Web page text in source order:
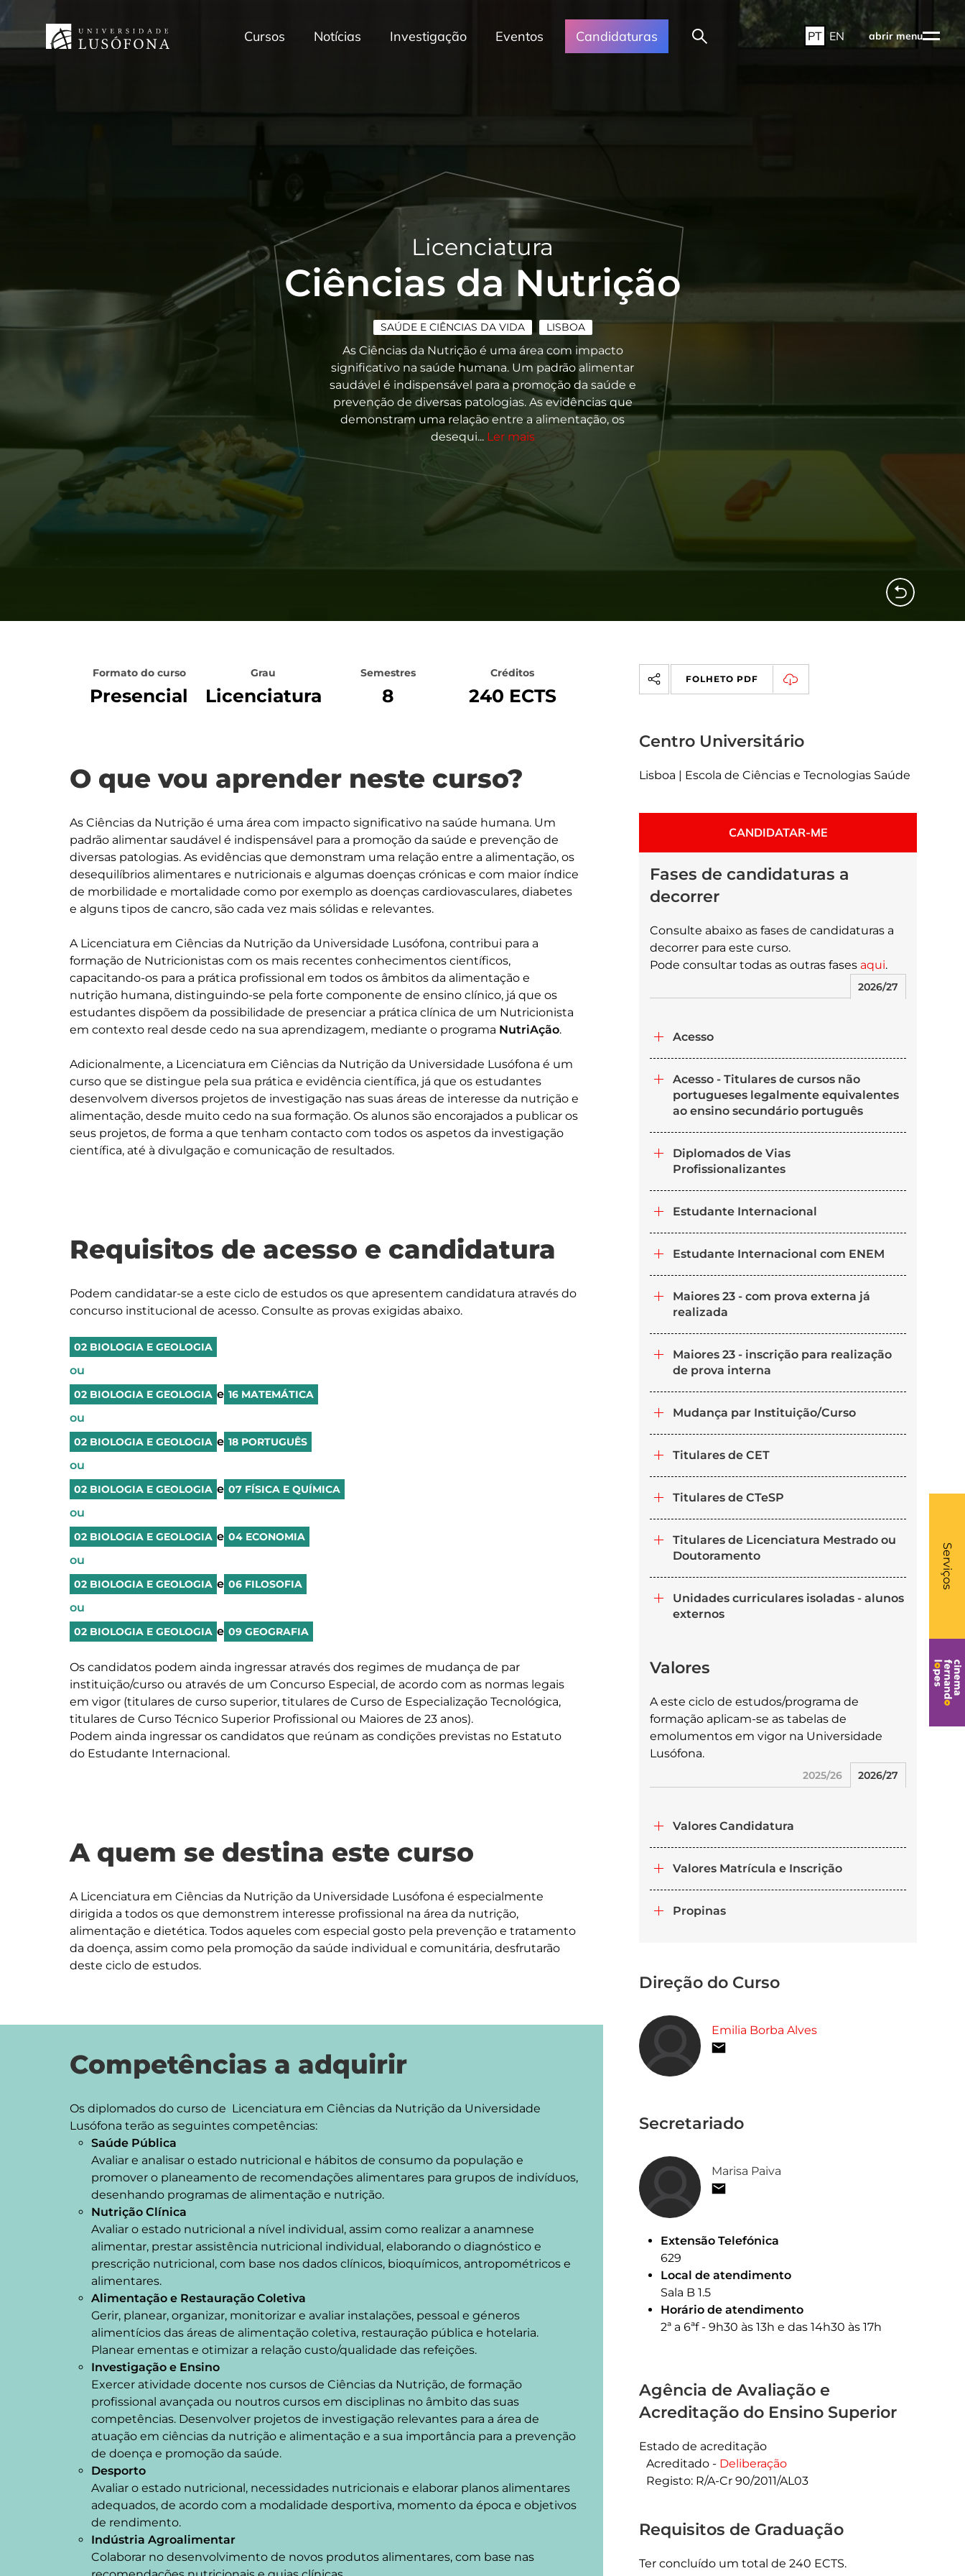
Cursos Notícias Investigação Eventos Candidaturas PT EN abrir menu
Serviços
-
Licenciatura
Ciências da Nutrição
SAÚDE E CIÊNCIAS DA VIDA LISBOA
As Ciências da Nutrição é uma área com impacto
significativo na saúde humana. Um padrão alimentar
saudável é indispensável para a promoção da saúde e
prevenção de diversas patologias. As evidências que
demonstram uma relação entre a alimentação, os
desequi... Ler mais
Formato do curso
Presencial
Grau
Licenciatura
Semestres
8
Créditos
240 ECTS
O que vou aprender neste curso?
As Ciências da Nutrição é uma área com impacto significativo na saúde humana. Um
padrão alimentar saudável é indispensável para a promoção da saúde e prevenção de
diversas patologias. As evidências que demonstram uma relação entre a alimentação, os
desequilíbrios alimentares e nutricionais e algumas doenças crónicas e com maior índice
de morbilidade e mortalidade como por exemplo as doenças cardiovasculares, diabetes
e alguns tipos de cancro, são cada vez mais sólidas e relevantes.
A Licenciatura em Ciências da Nutrição da Universidade Lusófona, contribui para a
formação de Nutricionistas com os mais recentes conhecimentos científicos,
capacitando-os para a prática profissional em todos os âmbitos da alimentação e
nutrição humana, distinguindo-se pela forte componente de ensino clínico, já que os
estudantes dispõem da possibilidade de presenciar a prática clínica de um Nutricionista
em contexto real desde cedo na sua aprendizagem, mediante o programa NutriAção.
Adicionalmente, a Licenciatura em Ciências da Nutrição da Universidade Lusófona é um
curso que se distingue pela sua prática e evidência científica, já que os estudantes
desenvolvem diversos projetos de investigação nas suas áreas de interesse da nutrição e
alimentação, desde muito cedo na sua formação. Os alunos são encorajados a publicar os
seus projetos, de forma a que tenham contacto com todos os aspetos da investigação
Requisitos de acesso e candidatura
Podem candidatar-se a este ciclo de estudos os que apresentem candidatura através do
concurso institucional de acesso. Consulte as provas exigidas abaixo.
02 BIOLOGIA E GEOLOGIA
ou
02 BIOLOGIA E GEOLOGIA e 16 MATEMÁTICA
ou
02 BIOLOGIA E GEOLOGIA e 18 PORTUGUÊS
ou
02 BIOLOGIA E GEOLOGIA e 07 FÍSICA E QUÍMICA
ou
02 BIOLOGIA E GEOLOGIA e 04 ECONOMIA
ou
02 BIOLOGIA E GEOLOGIA e 06 FILOSOFIA
ou
02 BIOLOGIA E GEOLOGIA e 09 GEOGRAFIA
Os candidatos podem ainda ingressar através dos regimes de mudança de par
instituição/curso ou através de um Concurso Especial, de acordo com as normas legais
em vigor (titulares de curso superior, titulares de Curso de Especialização Tecnológica,
titulares de Curso Técnico Superior Profissional ou Maiores de 23 anos).
Podem ainda ingressar os candidatos que reúnam as condições previstas no Estatuto
do Estudante Internacional.
A quem se destina este curso
A Licenciatura em Ciências da Nutrição da Universidade Lusófona é especialmente
dirigida a todos os que demonstrem interesse profissional na área da nutrição,
alimentação e dietética. Todos aqueles com especial gosto pela prevenção e tratamento
da doença, assim como pela promoção da saúde individual e comunitária, desfrutarão
deste ciclo de estudos.
Competências a adquirir
Os diplomados do curso de  Licenciatura em Ciências da Nutrição da Universidade
Saúde Pública
Avaliar e analisar o estado nutricional e hábitos de consumo da população e
promover o planeamento de recomendações alimentares para grupos de indivíduos,
desenhando programas de alimentação e nutrição.
Nutrição Clínica
Avaliar o estado nutricional a nível individual, assim como realizar a anamnese
alimentar, prestar assistência nutricional individual, elaborando o diagnóstico e
prescrição nutricional, com base nos dados clínicos, bioquímicos, antropométricos e
alimentares.
Alimentação e Restauração Coletiva
Gerir, planear, organizar, monitorizar e avaliar instalações, pessoal e géneros
alimentícios das áreas de alimentação coletiva, restauração pública e hotelaria.
Planear ementas e otimizar a relação custo/qualidade das refeições.
Investigação e Ensino
Exercer atividade docente nos cursos de Ciências da Nutrição, de formação
profissional avançada ou noutros cursos em disciplinas no âmbito das suas
competências. Desenvolver projetos de investigação relevantes para a área de
atuação em ciências da nutrição e alimentação e a sua importância para a prevenção
de doença e promoção da saúde.
Desporto
Avaliar o estado nutricional, necessidades nutricionais e elaborar planos alimentares
adequados, de acordo com a modalidade desportiva, momento da época e objetivos
de rendimento.
Indústria Agroalimentar
Colaborar no desenvolvimento de novos produtos alimentares, com base nas
FOLHETO PDF
Centro Universitário
Lisboa | Escola de Ciências e Tecnologias Saúde
CANDIDATAR-ME
Fases de candidaturas a
decorrer
Consulte abaixo as fases de candidaturas a
decorrer para este curso.
Pode consultar todas as outras fases aqui.
2026/27
Acesso
Acesso - Titulares de cursos não
portugueses legalmente equivalentes
ao ensino secundário português
Diplomados de Vias
Profissionalizantes
Estudante Internacional
Estudante Internacional com ENEM
Maiores 23 - com prova externa já
realizada
Maiores 23 - inscrição para realização
de prova interna
Mudança par Instituição/Curso
Titulares de CET
Titulares de CTeSP
Titulares de Licenciatura Mestrado ou
Doutoramento
Unidades curriculares isoladas - alunos
externos
Valores
A este ciclo de estudos/programa de
formação aplicam-se as tabelas de
emolumentos em vigor na Universidade
Lusófona.
2025/26 2026/27
Valores Candidatura
Valores Matrícula e Inscrição
Propinas
Direção do Curso
Emilia Borba Alves
Secretariado
Marisa Paiva
Extensão Telefónica
629
Local de atendimento
Sala B 1.5
Horário de atendimento
2ª a 6ªf - 9h30 às 13h e das 14h30 às 17h
Agência de Avaliação e
Acreditação do Ensino Superior
Estado de acreditação
Acreditado - Deliberação
Registo: R/A-Cr 90/2011/AL03
Requisitos de Graduação
Ter concluído um total de 240 ECTS.